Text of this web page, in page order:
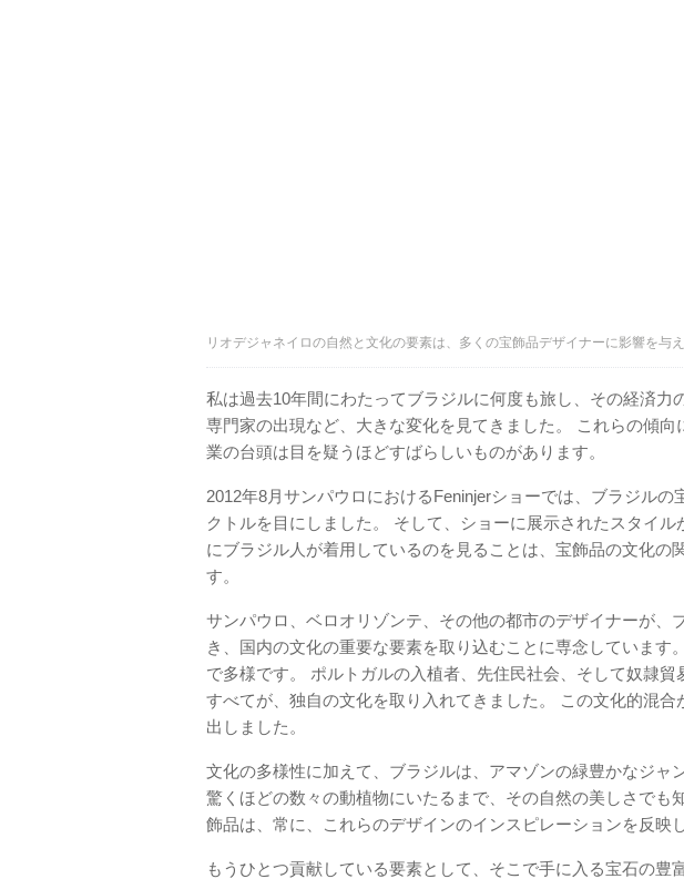
リオデジャネイロの自然と文化の要素は、多くの宝飾品デザイナーに影響を与え
私は過去10年間にわたってブラジルに何度も旅し、その経済力
専門家の出現など、大きな変化を見てきました。 これらの傾
業の台頭は目を疑うほどすばらしいものがあります。
2012年8月サンパウロにおけるFeninjerショーでは、ブラジル
クトルを目にしました。 そして、ショーに展示されたスタイ
にブラジル人が着用しているのを見ることは、宝飾品の文化の
す。
サンパウロ、ベロオリゾンテ、その他の都市のデザイナーが、
き、国内の文化の重要な要素を取り込むことに専念しています
で多様です。 ポルトガルの入植者、先住民社会、そして奴隷
すべてが、独自の文化を取り入れてきました。 この文化的混
出しました。
文化の多様性に加えて、ブラジルは、アマゾンの緑豊かなジャ
驚くほどの数々の動植物にいたるまで、その自然の美しさでも
飾品は、常に、これらのデザインのインスピレーションを反映
もうひとつ貢献している要素として、そこで手に入る宝石の豊